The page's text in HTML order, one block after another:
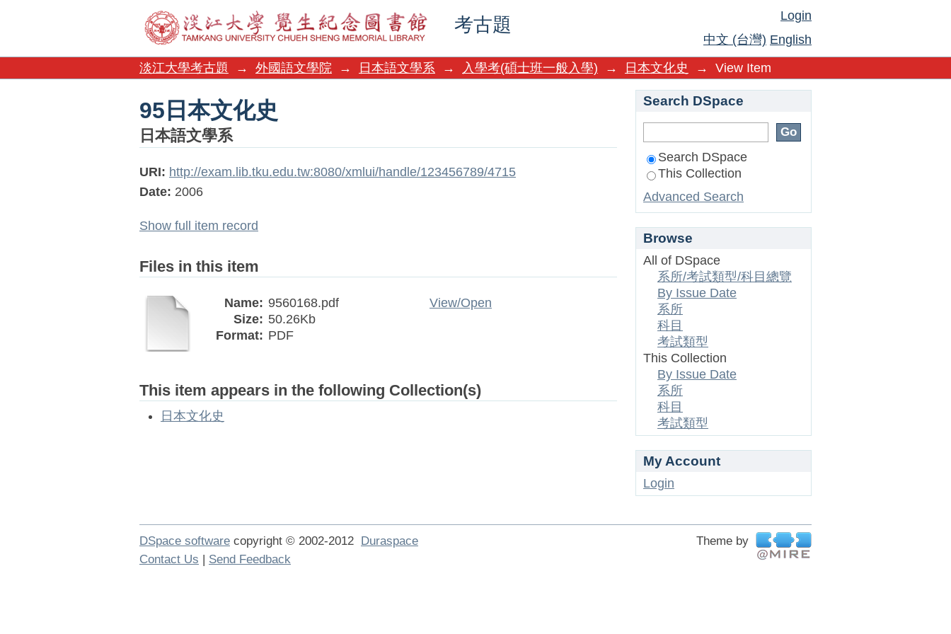
考古題
95日本文化史
Login
中文 (台灣) English
淡江大學考古題
→ 外國語文學院 → 日本語文學系 → 入學考(碩士班一般入學) → 日本文化史 → View Item
95日本文化史
日本語文學系
URI: http://exam.lib.tku.edu.tw:8080/xmlui/handle/123456789/4715
Date: 2006
Show full item record
Files in this item
Name: 9560168.pdf
Size: 50.26Kb
Format: PDF
View/Open
This item appears in the following Collection(s)
日本文化史
Search DSpace
Search DSpace
This Collection
Advanced Search
Browse
All of DSpace
系所/考試類型/科目總覽
By Issue Date
系所
科目
考試類型
This Collection
By Issue Date
系所
科目
考試類型
My Account
Login
DSpace software copyright © 2002-2012 Duraspace
Theme by
Contact Us | Send Feedback